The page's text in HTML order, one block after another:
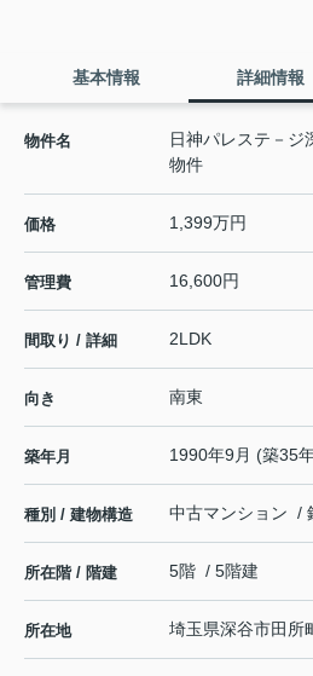
基本情報 詳細情報
物件名
日神パレステ－
物件
価格 1,399万円
管理費 16,600円
間取り / 詳細 2LDK
向き 南東
築年月 1990年9月 (築35
種別 / 建物構造 中古マンション /
所在階 / 階建 5階 / 5階建
所在地 埼玉県深谷市田所